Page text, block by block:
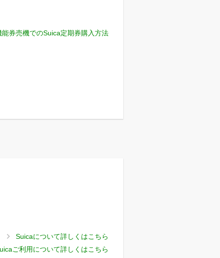
能券売機でのSuica定期券購入方法
Suicaについて詳しくはこちら
ご利用について詳しくはこちら